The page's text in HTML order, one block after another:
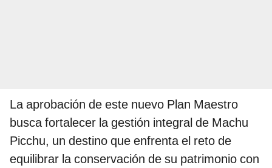
La aprobación de este nuevo Plan Maestro
busca fortalecer la gestión integral de Machu
Picchu, un destino que enfrenta el reto de
equilibrar la conservación de su patrimonio con